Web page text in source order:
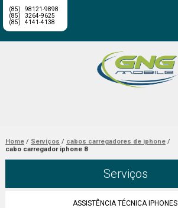
(85)
98121-9898
(85)
3264-9625
(85)
4141-4138
Home Serviços
cabos carregadores de iphone
cabo carregador iphone 8
Serviços
ASSISTÊNCIA TÉCNICA IPHONES